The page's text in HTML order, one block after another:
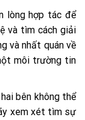
lòng hợp tác để
và tìm cách giải
và nhất quán về
môi trường tin
bên không thể
xem xét tìm sự